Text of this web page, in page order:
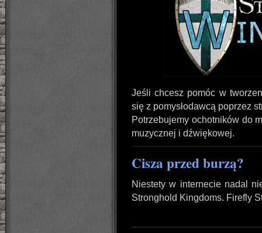
Jeśli chcesz pomóc w
się z pomysłodawcą poprzez
Potrzebujemy ochotników do
muzycznej i dźwiękowej.
Cisza przed burzą?
Niestety w internecie nadal
Stronghold Kingdoms. Firefly